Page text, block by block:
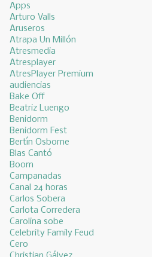
Apps
Arturo Valls
Aruseros
Atrapa Un Millón
Atresmedia
Atresplayer
AtresPlayer Premium
audiencias
Bake Off
Beatriz Luengo
Benidorm
Benidorm Fest
Bertín Osborne
Blas Cantó
Boom
Campanadas
Canal 24 horas
Carlos Sobera
Carlota Corredera
Carolina sobe
Celebrity Family Feud
Cero